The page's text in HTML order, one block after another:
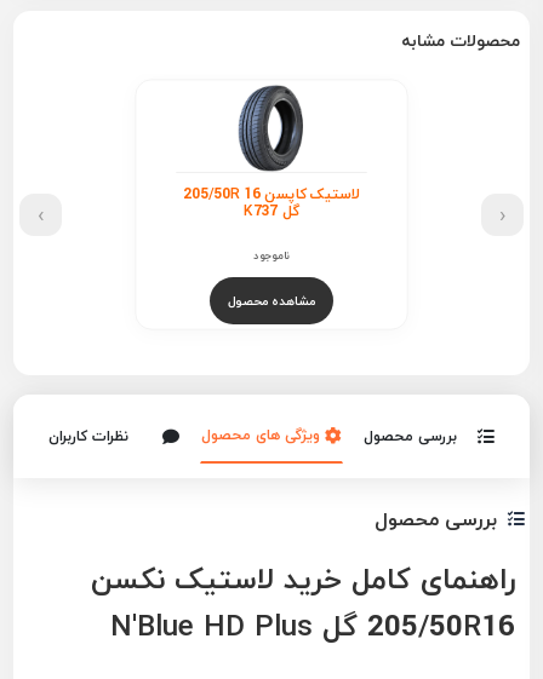
محصولات مشابه
لاستیک کاپسن 205/50R 16
گل K737
ناموجود
مشاهده محصول
‹
›
بررسی محصول ویژگی های محصول نظرات کاربران
بررسی محصول
راهنمای کامل خرید لاستیک نکسن
205/50R16 گل N'Blue HD Plus